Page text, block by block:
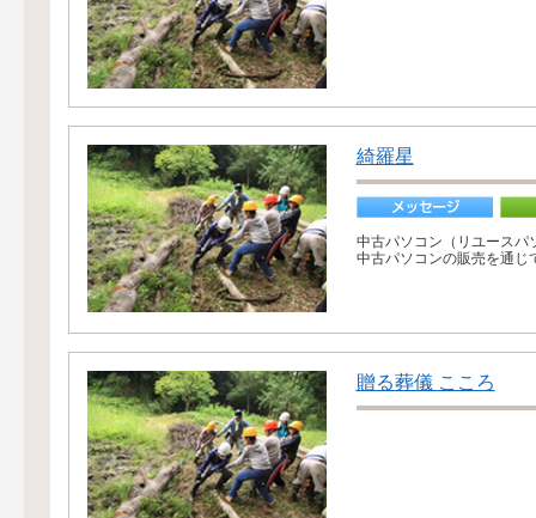
綺羅星
中古パソコン（リユースパ
中古パソコンの販売を通じ
贈る葬儀 こころ